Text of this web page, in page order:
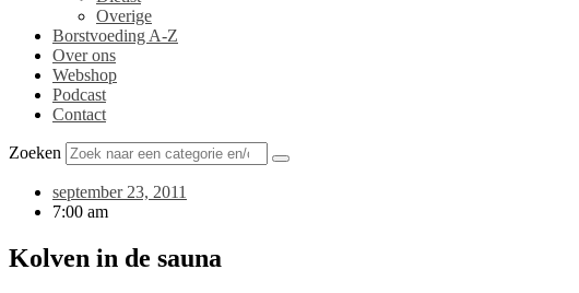
Overige
Borstvoeding A-Z
Over ons
Webshop
Podcast
Contact
Zoeken
september 23, 2011
7:00 am
Kolven in de sauna